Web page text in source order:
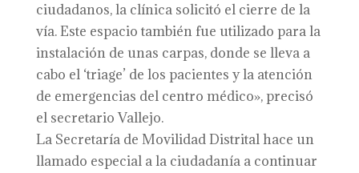
ciudadanos, la clínica solicitó el cierre de la
vía. Este espacio también fue utilizado para la
instalación de unas carpas, donde se lleva a
cabo el ‘triage’ de los pacientes y la atención
de emergencias del centro médico», precisó
el secretario Vallejo.
La Secretaría de Movilidad Distrital hace un
llamado especial a la ciudadanía a continuar